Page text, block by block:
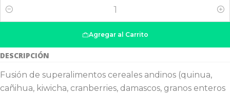
Cantidad
Agregar al Carrito
DESCRIPCIÓN
Fusión de superalimentos cereales andinos (quinua,
cañihua, kiwicha, cranberries, damascos, granos enteros